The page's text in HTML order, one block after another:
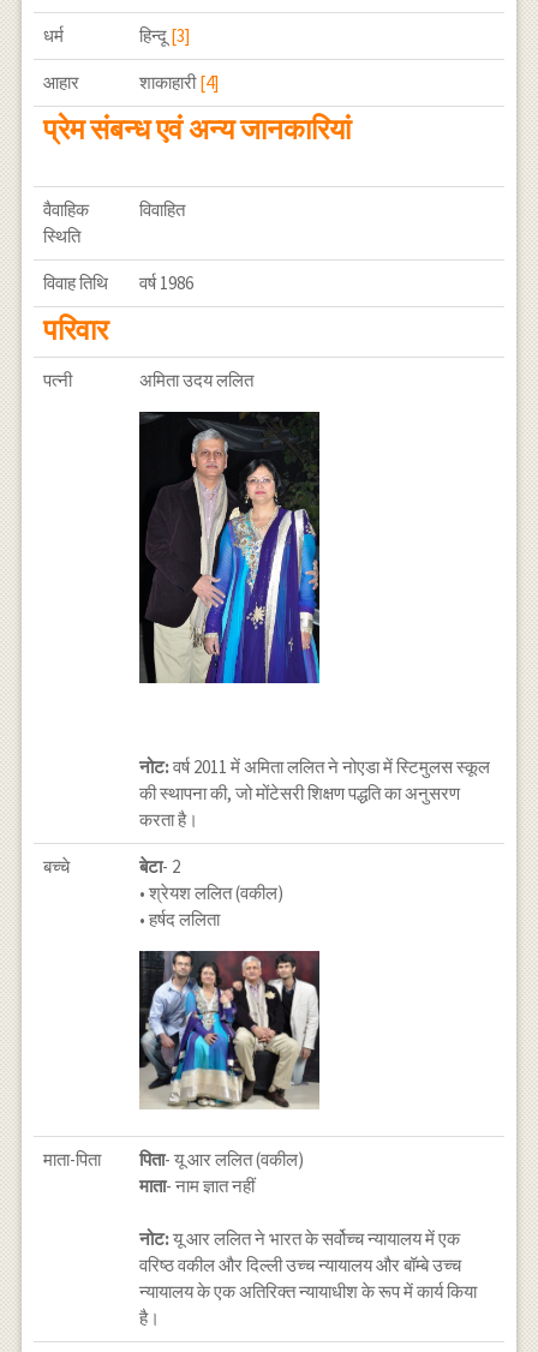
धर्म हिन्दू [3]
आहार शाकाहारी[4]
प्रेम संबन्ध एवं अन्य जानकारियां
वैवाहिक
स्थिति
विवाहित
विवाह तिथि वर्ष 1986
परिवार
पत्नी अमिता उदय ललित
नोट:वर्ष 2011 में अमिता ललित ने नोएडा में स्टिमुलस स्कूल
की स्थापना की, जो मोंटेसरी शिक्षण पद्धति का अनुसरण
करता है।
बच्चे बेटा- 2
• श्रेयश ललित (वकील)
• हर्षद ललिता
माता-पिता पिता- यू आर ललित (वकील)
माता- नाम ज्ञात नहीं
नोट:यू आर ललित ने भारत के सर्वोच्च न्यायालय में एक
वरिष्ठ वकील और दिल्ली उच्च न्यायालय और बॉम्बे उच्च
न्यायालय के एक अतिरिक्त न्यायाधीश के रूप में कार्य किया
है।